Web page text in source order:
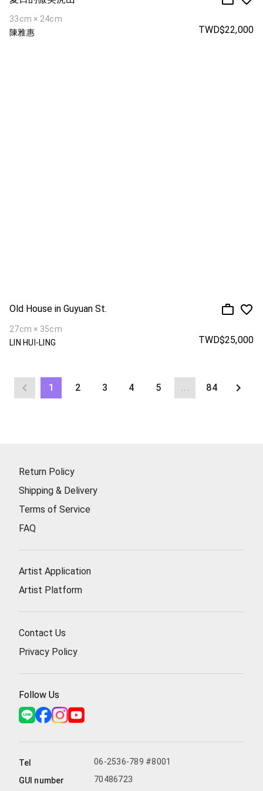
33cm × 24cm
陳雅惠
TWD$22,000
Old House in Guyuan St.
27cm × 35cm
LIN HUI-LING
TWD$25,000
1 2 3 4 5 ... 84
Return Policy
Shipping & Delivery
Terms of Service
FAQ
Artist Application
Artist Platform
Contact Us
Privacy Policy
Follow Us
Tel
06-2536-789 #8001
GUI number
70486723